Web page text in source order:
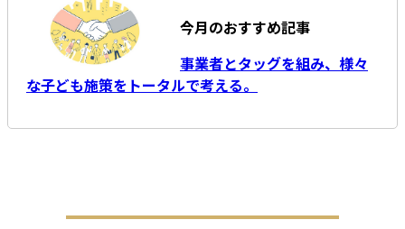
今月のおすすめ記事
事業者とタッグを組み、様々
な子ども施策をトータルで考える。